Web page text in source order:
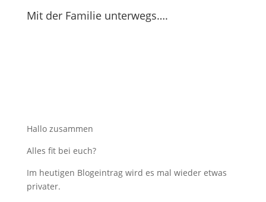
Mit der Familie unterwegs….
Hallo zusammen
Alles fit bei euch?
Im heutigen Blogeintrag wird es mal wieder etwas
privater.